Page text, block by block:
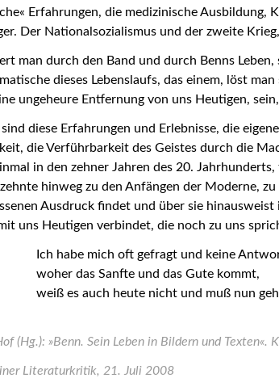
Erfahrungen, die medizinische
Der Nationalsozialismus und der zweite
man durch den Band und durch Benns
dieses Lebenslaufs, das einem, löst
ungeheure Entfernung von uns Heutigen,
diese Erfahrungen und Erlebnisse, die
die Verführbarkeit des Geistes durch die
in den zehner Jahren des 20.
hinweg zu den Anfängen der Moderne,
Ausdruck findet und über sie
uns Heutigen verbindet, die noch zu uns
Ich habe mich oft gefragt und keine
woher das Sanfte und das Gute kommt,
weiß es auch heute nicht und muß nun
(Hg.): »Benn. Sein Leben in Bildern und
Literaturkritik, 21. Juli 2008